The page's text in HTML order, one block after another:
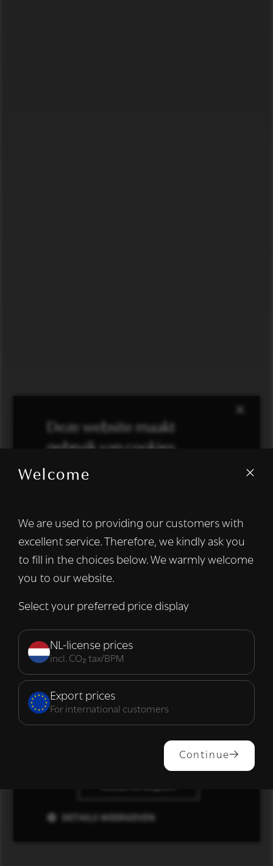
Welcome
We are used to providing our customers with
excellent service. Therefore, we kindly ask you
to fill in the choices below. We warmly welcome
you to our website.
Select your preferred price display
NL-license prices
incl. CO₂ tax/BPM
Export prices
For international customers
Continue
×
Deze website maakt
gebruik van cookies.
We gebruiken cookies om inhoud en
informatie over uw gebruik van onze site
met onze advertentie- en analysepartners,
die deze kunnen combineren met andere
informatie die u aan hen heeft verstrekt of
van hun diensten. Lees verder
Strikt
noodzakelijk
Prestatie Targeting
ALLES ACCEPTEREN
DETAILS WEERGEVEN